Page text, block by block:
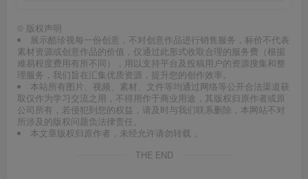
© 版权声明
展示酷珍视每一份创意，不对创意作品进行销售服务，标价不代表
素材资源或创意作品的价值，仅通过此形式收取合理的服务费（根据
难易程度费用有所不同），用以支持平台及投稿用户的资源搜集和整
理服务，我们旨在汇集优质资源，提升您的创作效率。
本站所有图片、视频、素材、文件等均通过网络等公开合法渠道获
取仅作为学习交流之用，不得用作于商业用途，其版权归原作者或原
公司所有，若侵犯到您的权益，请及时与我们联系删除，本网站不对
所涉及的版权问题负法律责任。
本文章版权归原作者，未经允许请勿转载 。
THE END